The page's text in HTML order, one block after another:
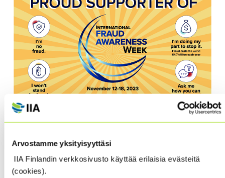
Arvostamme yksityisyyttäsi
IIA Finlandin verkkosivusto käyttää erilaisia evästeitä
(cookies).
tukijaksi.Osallistumme International Fraud
Awareness Week 12.11-18.11.2023 – hankkeeseen, jonka
tarkoituksena on pyrkiä maailmanlaajuisesti